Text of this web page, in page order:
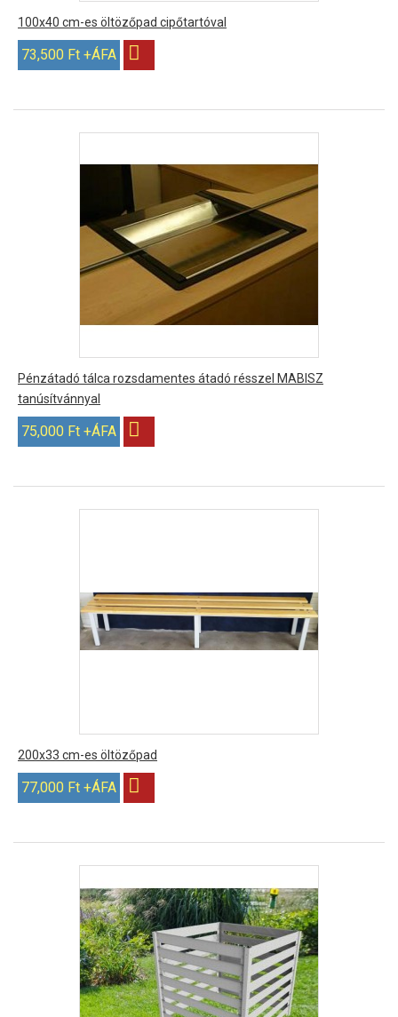
100x40 cm-es öltözőpad cipőtartóval
73,500 Ft +ÁFA
Pénzátadó tálca rozsdamentes átadó résszel MABISZ
tanúsítvánnyal
75,000 Ft +ÁFA
200x33 cm-es öltözőpad
77,000 Ft +ÁFA